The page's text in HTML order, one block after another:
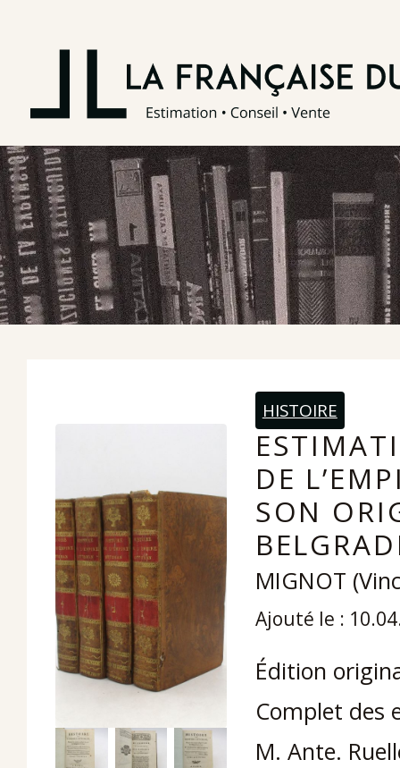
HISTOIRE
DE
SON
MIGNOT
Ajouté le :
Édition
Complet des
M. Ante.